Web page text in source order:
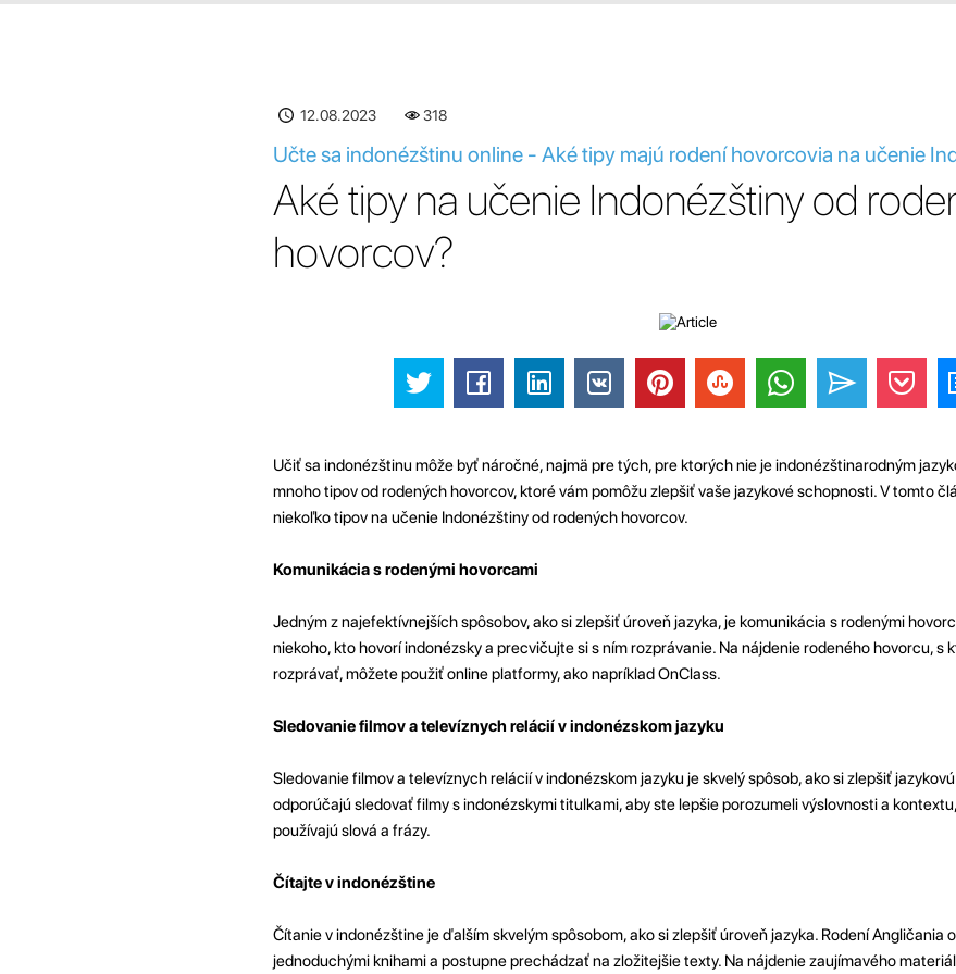
12.08.2023 318
Učte sa indonézštinu online - Aké tipy majú rodení hovorcovia na učenie
Aké tipy na učenie Indonézštiny od
hovorcov?
Učiť sa indonézštinu môže byť náročné, najmä pre tých, pre ktorých nie je indonézštinarodným
mnoho tipov od rodených hovorcov, ktoré vám pomôžu zlepšiť vaše jazykové schopnosti. V tomto
niekoľko tipov na učenie Indonézštiny od rodených hovorcov.
Komunikácia s rodenými hovorcami
Jedným z najefektívnejších spôsobov, ako si zlepšiť úroveň jazyka, je komunikácia s rodenými
niekoho, kto hovorí indonézsky a precvičujte si s ním rozprávanie. Na nájdenie rodeného hovorcu, s
rozprávať, môžete použiť online platformy, ako napríklad OnClass.
Sledovanie filmov a televíznych relácií v indonézskom jazyku
Sledovanie filmov a televíznych relácií v indonézskom jazyku je skvelý spôsob, ako si zlepšiť
odporúčajú sledovať filmy s indonézskymi titulkami, aby ste lepšie porozumeli výslovnosti a
používajú slová a frázy.
Čítajte v indonézštine
Čítanie v indonézštine je ďalším skvelým spôsobom, ako si zlepšiť úroveň jazyka. Rodení Angličania
jednoduchými knihami a postupne prechádzať na zložitejšie texty. Na nájdenie zaujímavého